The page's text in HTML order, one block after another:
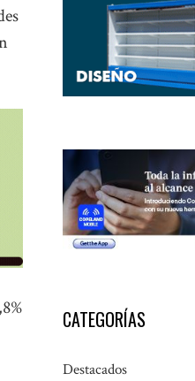
CATEGORÍAS
Destacados